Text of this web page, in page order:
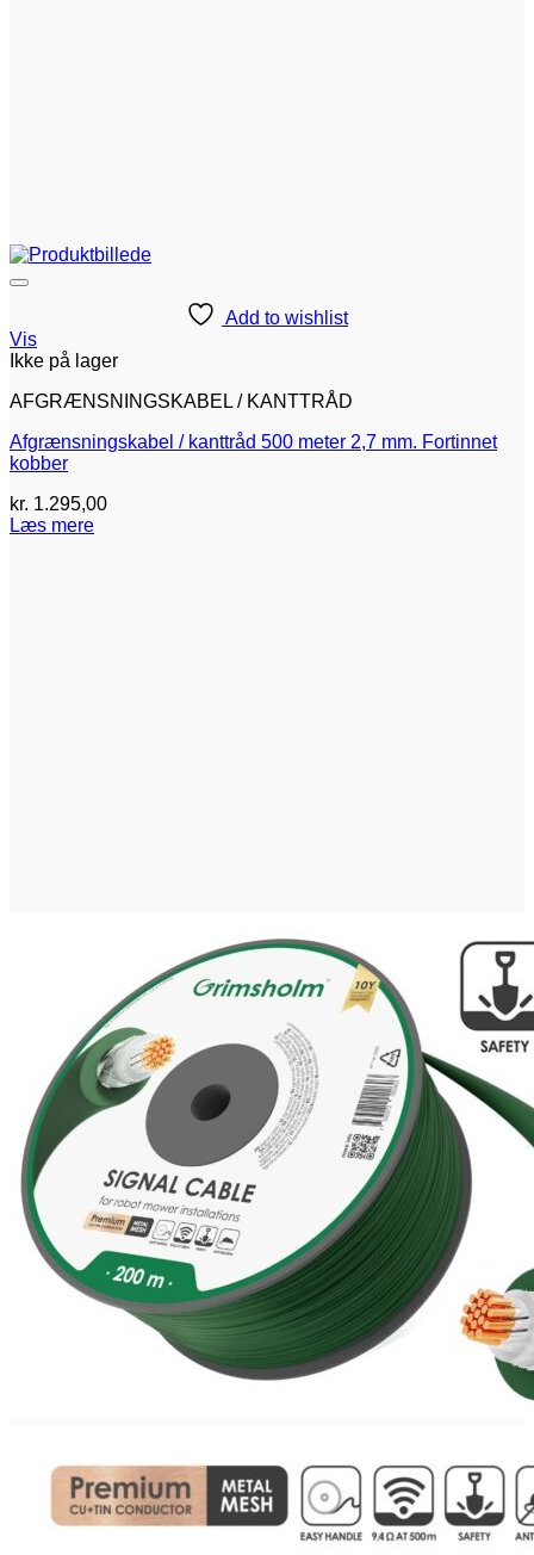
Add to wishlist
Vis
Ikke på lager
AFGRÆNSNINGSKABEL / KANTTRÅD
Afgrænsningskabel / kanttråd 500 meter 2,7 mm. Fortinnet
kobber
kr. 1.295,00
Læs mere